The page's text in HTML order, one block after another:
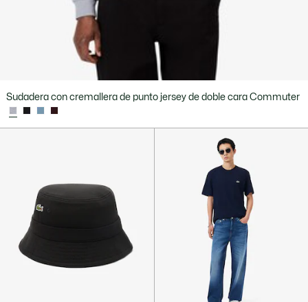
Sudadera con cremallera de punto jersey de doble cara Commuter